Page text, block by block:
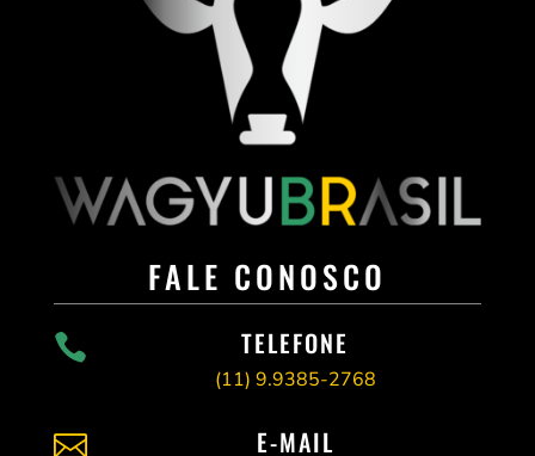
FALE CONOSCO
 TELEFONE
(11) 9.9385-2768
 E-MAIL